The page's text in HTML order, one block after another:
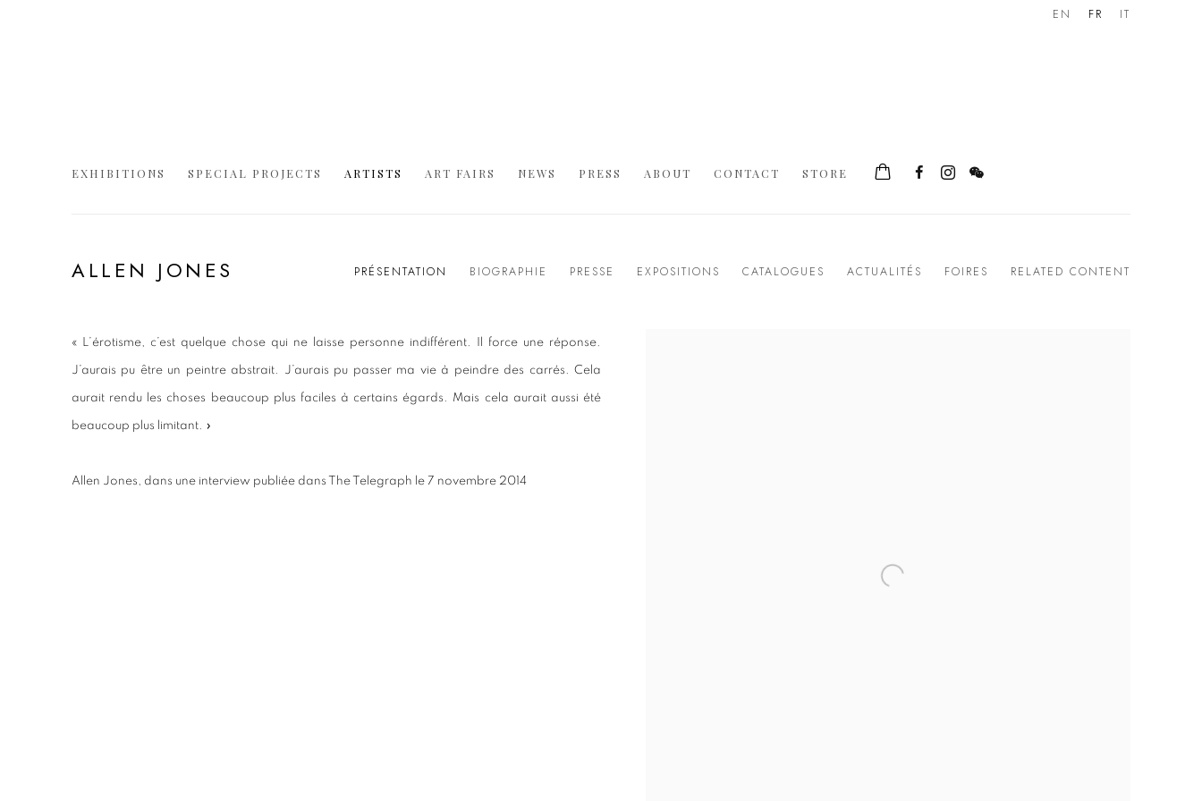
EXHIBITIONS SPECIAL PROJECTS ARTISTS ART FAIRS NEWS PRESS ABOUT CONTACT STORE
EN FR IT
ALLEN JONES PRÉSENTATION BIOGRAPHIE PRESSE EXPOSITIONS CATALOGUES ACTUALITÉS FOIRES RELATED CONTENT
« L’érotisme, c’est quelque chose qui ne laisse personne indifférent. Il force une réponse.
J’aurais pu être un peintre abstrait. J’aurais pu passer ma vie à peindre des carrés. Cela
aurait rendu les choses beaucoup plus faciles à certains égards. Mais cela aurait aussi été
beaucoup plus limitant. »
Allen Jones, dans une interview publiée dans The Telegraph le 7 novembre 2014